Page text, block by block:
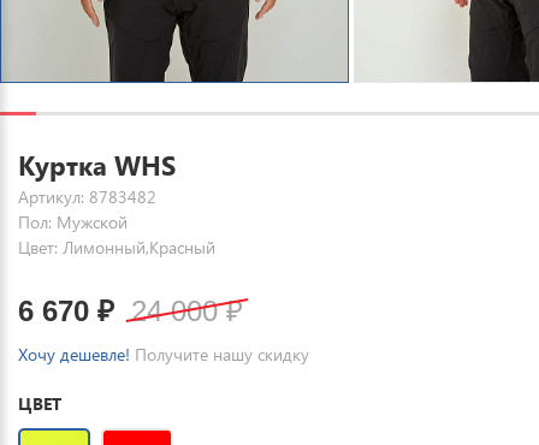
Куртка WHS
Артикул: 8783482
Пол: Мужской
Цвет: Лимонный,Красный
6 670 ₽ 24 000₽
Хочу дешевле! Получите нашу скидку
ЦВЕТ